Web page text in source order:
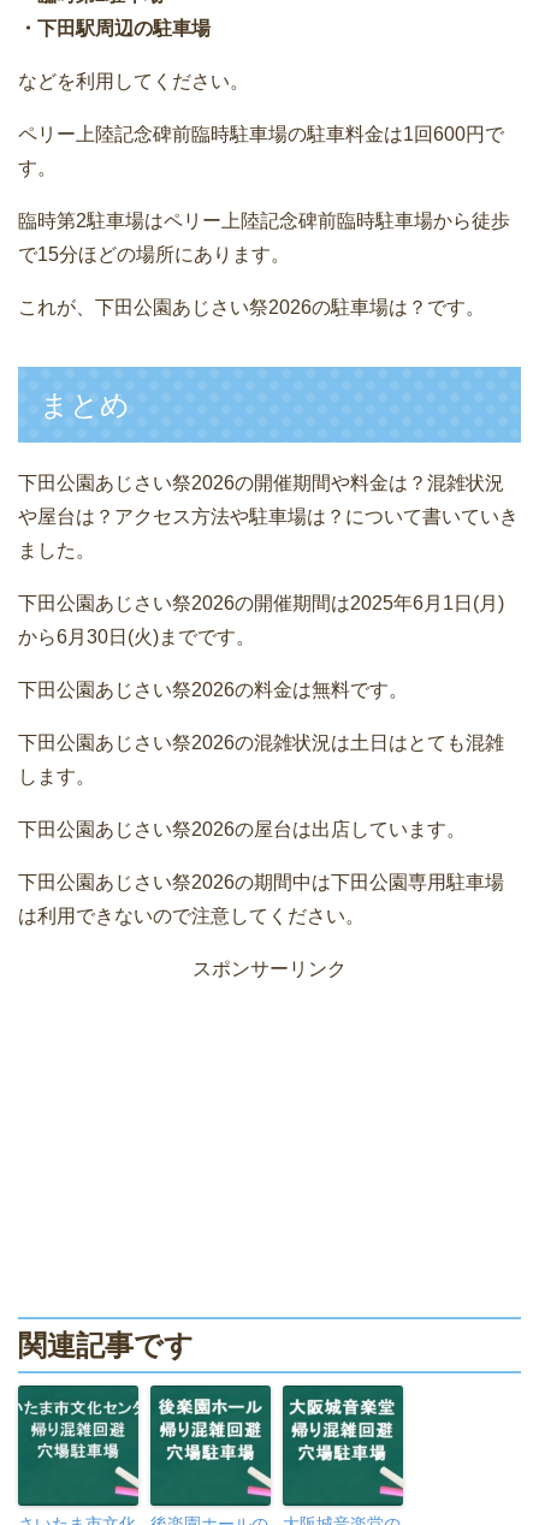
・下田駅周辺の駐車場
などを利用してください。
ペリー上陸記念碑前臨時駐車場の駐車料金は1回600円で
す。
臨時第2駐車場はペリー上陸記念碑前臨時駐車場から徒歩
で15分ほどの場所にあります。
これが、下田公園あじさい祭2026の駐車場は？です。
まとめ
下田公園あじさい祭2026の開催期間や料金は？混雑状況
や屋台は？アクセス方法や駐車場は？について書いていき
ました。
下田公園あじさい祭2026の開催期間は2025年6月1日(月)
から6月30日(火)までです。
下田公園あじさい祭2026の料金は無料です。
下田公園あじさい祭2026の混雑状況は土日はとても混雑
します。
下田公園あじさい祭2026の屋台は出店しています。
下田公園あじさい祭2026の期間中は下田公園専用駐車場
は利用できないので注意してください。
スポンサーリンク
関連記事です